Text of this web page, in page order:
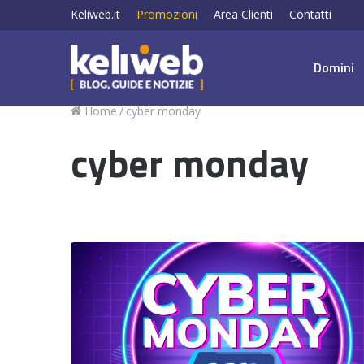
Keliweb.it Promozioni Area Clienti Contatti
Domini
Home/cyber monday
cyber monday